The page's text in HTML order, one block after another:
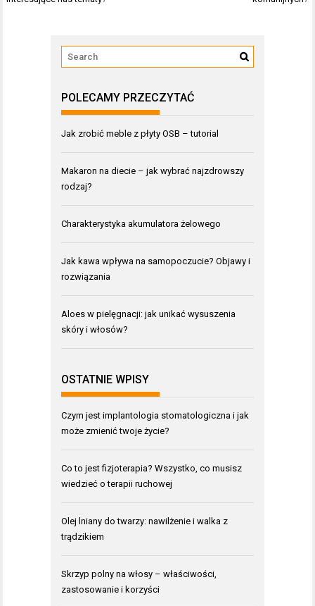
POLECAMY PRZECZYTAĆ
Jak zrobić meble z płyty OSB – tutorial
Makaron na diecie – jak wybrać najzdrowszy
rodzaj?
Charakterystyka akumulatora żelowego
Jak kawa wpływa na samopoczucie? Objawy i
rozwiązania
Aloes w pielęgnacji: jak unikać wysuszenia
skóry i włosów?
OSTATNIE WPISY
Czym jest implantologia stomatologiczna i jak
może zmienić twoje życie?
Co to jest fizjoterapia? Wszystko, co musisz
wiedzieć o terapii ruchowej
Olej lniany do twarzy: nawilżenie i walka z
trądzikiem
Skrzyp polny na włosy – właściwości,
zastosowanie i korzyści